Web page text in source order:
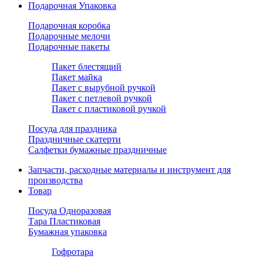
Подарочная Упаковка
Подарочная коробка
Подарочные мелочи
Подарочные пакеты
Пакет блестящий
Пакет майка
Пакет с вырубной ручкой
Пакет с петлевой ручкой
Пакет с пластиковой ручкой
Посуда для праздника
Праздничные скатерти
Салфетки бумажные праздничные
Запчасти, расходные материалы и инструмент для
производства
Товар
Посуда Одноразовая
Тара Пластиковая
Бумажная упаковка
Гофротара